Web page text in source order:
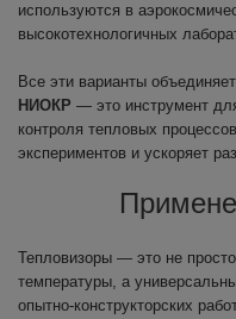
используются в
высокотехнологичных
Все эти варианты
НИОКР — это инструмент
контроля тепловых
экспериментов и ускоряет
Тепловизоры — это не
температуры, а
опытно-конструкторских